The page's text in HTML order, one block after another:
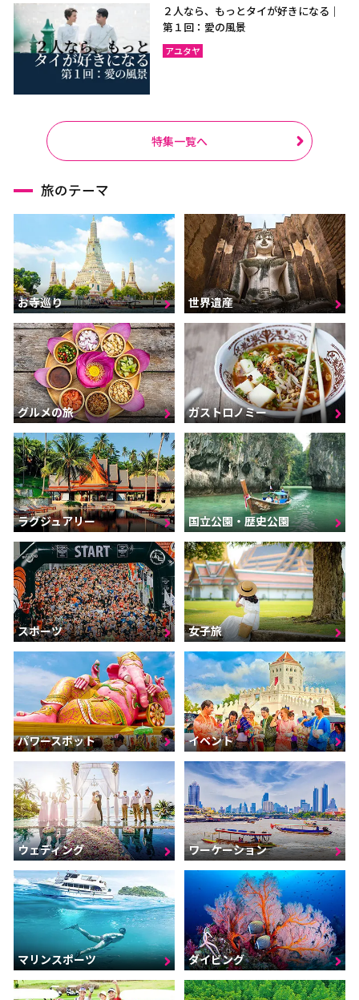
２人なら、もっとタイが好きになる｜
第１回：愛の風景
アユタヤ
特集一覧へ
旅のテーマ
お寺巡り 世界遺産
グルメの旅 ガストロノミー
ラグジュアリー 国立公園・歴史公園
スポーツ 女子旅
パワースポット イベント
ウェディング ワーケーション
マリンスポーツ ダイビング